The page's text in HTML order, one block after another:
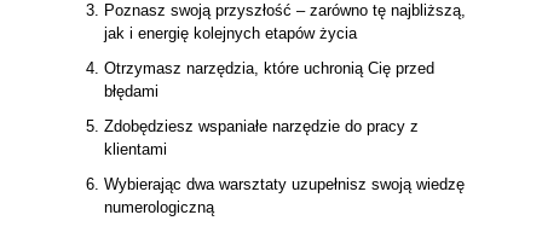
Poznasz swoją przyszłość – zarówno tę najbliższą,
jak i energię kolejnych etapów życia
Otrzymasz narzędzia, które uchronią Cię przed
błędami
Zdobędziesz wspaniałe narzędzie do pracy z
klientami
Wybierając dwa warsztaty uzupełnisz swoją wiedzę
numerologiczną